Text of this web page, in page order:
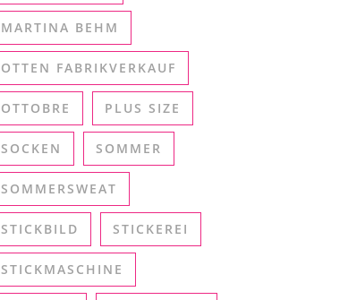
MARTINA BEHM
OTTEN FABRIKVERKAUF
OTTOBRE PLUS SIZE
SOCKEN SOMMER
SOMMERSWEAT
STICKBILD STICKEREI
STICKMASCHINE